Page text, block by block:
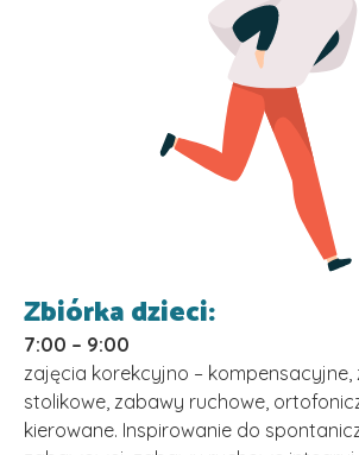
Zbiórka dzieci:
7:00 – 9:00
zajęcia korekcyjno – kompensacyjne,
stolikowe, zabawy ruchowe,
kierowane. Inspirowanie do